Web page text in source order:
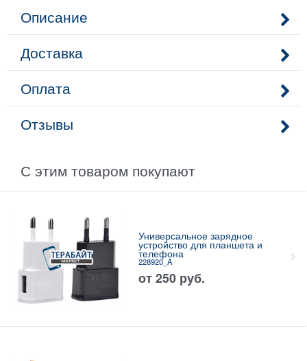
Описание
Доставка
Оплата
Отзывы
С этим товаром покупают
Универсальное зарядное
устройство для планшета и
телефона
228920_A
от 250 руб.